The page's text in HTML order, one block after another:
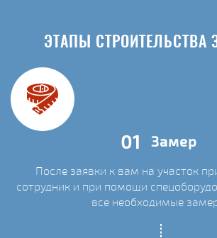
ЭТАПЫ СТРОИТЕЛЬСТВА
01 Замер
После заявки к вам на участок
сотрудник и при помощи
все необходимые